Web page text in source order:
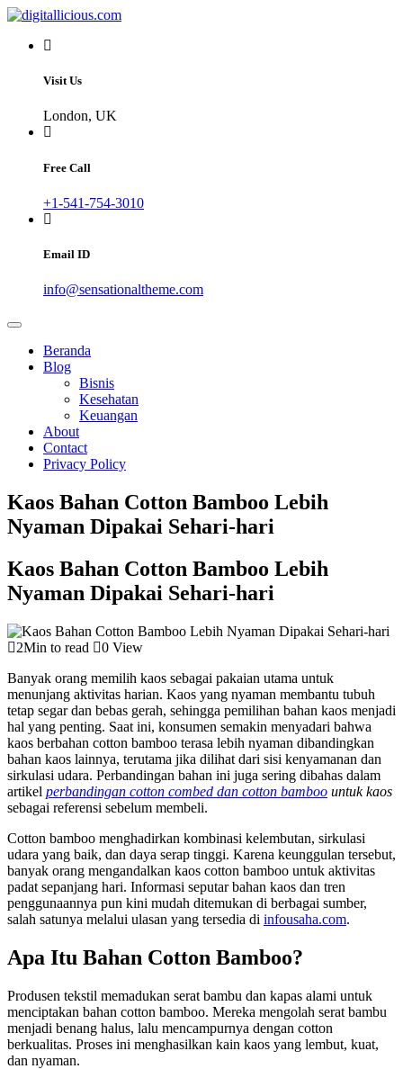
Skip
content
digitallicious.com
Sharing Digital Information
Visit Us
London, UK
Free Call
+1-541-754-3010
Email ID
info@sensationaltheme.com
Beranda
Blog
Bisnis
Kesehatan
Keuangan
About
Contact
Privacy Policy
Kaos Bahan Cotton Bamboo Lebih
Nyaman Dipakai Sehari-hari
Kaos Bahan Cotton Bamboo Lebih
Nyaman Dipakai Sehari-hari
2Min to read
0 View
Banyak orang memilih kaos sebagai pakaian utama untuk
menunjang aktivitas harian. Kaos yang nyaman membantu tubuh
tetap segar dan bebas gerah, sehingga pemilihan bahan kaos menjadi
hal yang penting. Saat ini, konsumen semakin menyadari bahwa
kaos berbahan cotton bamboo terasa lebih nyaman dibandingkan
bahan kaos lainnya, terutama jika dilihat dari sisi kenyamanan dan
sirkulasi udara. Perbandingan bahan ini juga sering dibahas dalam
artikel perbandingan cotton combed dan cotton bamboo untuk kaos
sebagai referensi sebelum membeli.
Cotton bamboo menghadirkan kombinasi kelembutan, sirkulasi
udara yang baik, dan daya serap tinggi. Karena keunggulan tersebut,
banyak orang mengandalkan kaos cotton bamboo untuk aktivitas
padat sepanjang hari. Informasi seputar bahan kaos dan tren
penggunaannya pun kini mudah ditemukan di berbagai sumber,
salah satunya melalui ulasan yang tersedia di infousaha.com.
Apa Itu Bahan Cotton Bamboo?
Produsen tekstil memadukan serat bambu dan kapas alami untuk
menciptakan bahan cotton bamboo. Mereka mengolah serat bambu
menjadi benang halus, lalu mencampurnya dengan cotton
berkualitas. Proses ini menghasilkan kain kaos yang lembut, kuat,
dan nyaman.